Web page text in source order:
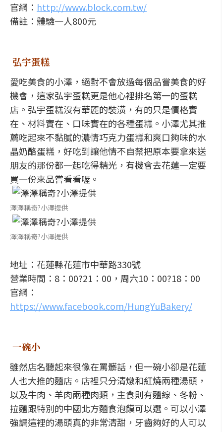
官網： http://www.block.com.tw/
備註：體驗一人800元
弘宇蛋糕
愛吃美食的小澤，絕對不會放過每個品嘗美食的好
機會，這家弘宇蛋糕更是他心裡排名第一的蛋糕
店。弘宇蛋糕沒有華麗的裝潢，有的只是價格實
在、材料實在、口味實在的各種蛋糕。小澤尤其推
薦吃起來不黏膩的濃情巧克力蛋糕和爽口夠味的水
晶奶酪蛋糕，好吃到讓他情不自禁把原本要拿來送
朋友的那份都一起吃得精光，有機會去花蓮一定要
買一份來品嘗看看喔。
澤澤稱奇?小澤提供
澤澤稱奇?小澤提供
地址：花蓮縣花蓮市中華路330號
營業時間：8：00?21：00，周六10：00?18：00
官網：
https://www.facebook.com/HungYuBakery/
一碗小
雖然店名聽起來很像在罵髒話，但一碗小卻是花蓮
人也大推的麵店。店裡只分清燉和紅燒兩種湯頭，
以及牛肉、羊肉兩種肉類，主食則有麵線、冬粉、
拉麵跟特別的中國北方麵食泡饃可以選。可以小澤
強調這裡的湯頭真的非常清甜，牙齒夠好的人可以